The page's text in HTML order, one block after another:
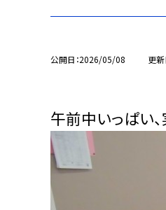
公開日 2026/05/08 更新
午前中いっぱい